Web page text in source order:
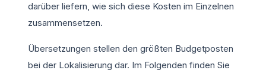
darüber liefern, wie sich diese Kosten im Einzelnen
zusammensetzen.
Übersetzungen stellen den größten Budgetposten
bei der Lokalisierung dar. Im Folgenden finden Sie